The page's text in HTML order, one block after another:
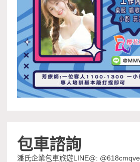
包車諮詢
潘氏企業包車旅遊LINE@: @618cmqve